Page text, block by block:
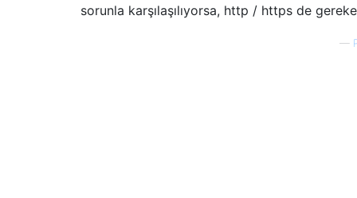
sorunla karşılaşılıyorsa, http / https de
—